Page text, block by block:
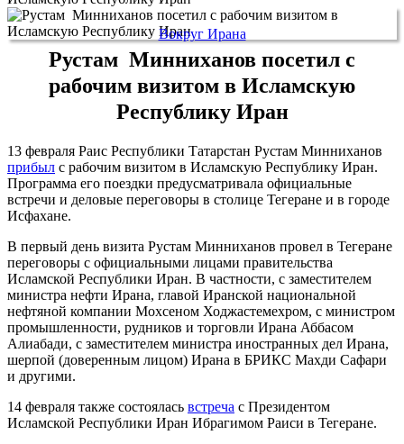
Вокруг Ирана
Рустам Минниханов посетил с
рабочим визитом в Исламскую
Республику Иран
13 февраля Раис Республики Татарстан Рустам Минниханов
прибыл с рабочим визитом в Исламскую Республику Иран.
Программа его поездки предусматривала официальные
встречи и деловые переговоры в столице Тегеране и в городе
Исфахане.
В первый день визита Рустам Минниханов провел в Тегеране
переговоры с официальными лицами правительства
Исламской Республики Иран. В частности, с заместителем
министра нефти Ирана, главой Иранской национальной
нефтяной компании Мохсеном Ходжастемехром, с министром
промышленности, рудников и торговли Ирана Аббасом
Алиабади, с заместителем министра иностранных дел Ирана,
шерпой (доверенным лицом) Ирана в БРИКС Махди Сафари
и другими.
14 февраля также состоялась встреча с Президентом
Исламской Республики Иран Ибрагимом Раиси в Тегеране.